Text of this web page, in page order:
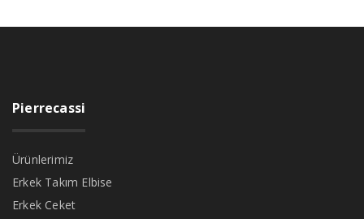
Pierrecassi
Ürünlerimiz
Erkek Takım Elbise
Erkek Ceket